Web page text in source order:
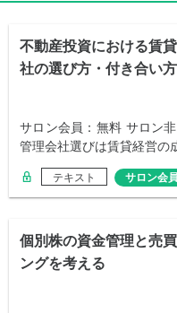
不動産投資における賃
社の選び方・付き合い方
サロン会員：無料 サロン
管理会社選びは賃貸経営の
テキスト サロン会
個別株の資金管理と売
ングを考える